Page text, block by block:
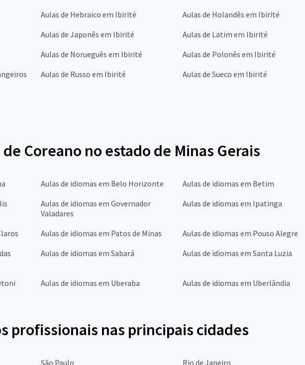
Aulas de Hebraico em Ibirité Aulas de Holandês em Ibirité
Aulas de Japonês em Ibirité Aulas de Latim em Ibirité
Aulas de Norueguês em Ibirité Aulas de Polonês em Ibirité
Aulas de Russo em Ibirité Aulas de Sueco em Ibirité
Coreano no estado de Minas Gerais
Aulas de idiomas em Belo Horizonte Aulas de idiomas em Betim
Aulas de idiomas em Governador
Valadares
Aulas de idiomas em Ipatinga
Aulas de idiomas em Patos de Minas Aulas de idiomas em Pouso Alegre
Aulas de idiomas em Sabará Aulas de idiomas em Santa Luzia
Aulas de idiomas em Uberaba Aulas de idiomas em Uberlândia
profissionais nas principais cidades
São Paulo Rio de Janeiro